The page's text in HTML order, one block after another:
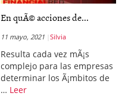
En quÃ© acciones de...
11 mayo, 2021 Silvia
Resulta cada vez mÃ¡s
complejo para las empresas
determinar los Ã¡mbitos de
… Leer